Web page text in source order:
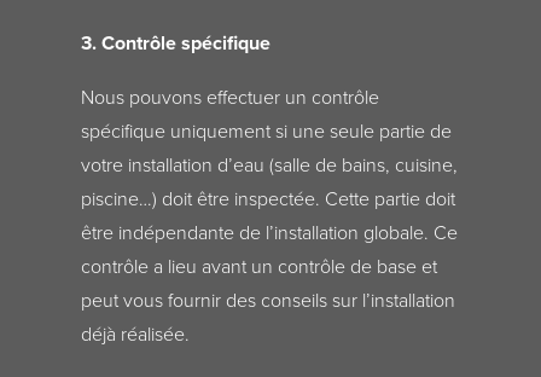
3. Contrôle spécifique
Nous pouvons effectuer un contrôle
spécifique uniquement si une seule partie de
votre installation d’eau (salle de bains, cuisine,
piscine…) doit être inspectée. Cette partie doit
être indépendante de l’installation globale. Ce
contrôle a lieu avant un contrôle de base et
peut vous fournir des conseils sur l’installation
déjà réalisée.